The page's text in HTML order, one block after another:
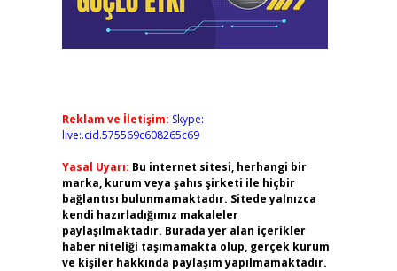
Reklam ve İletişim: Skype:
live:.cid.575569c608265c69
Yasal Uyarı: Bu internet sitesi, herhangi bir
marka, kurum veya şahıs şirketi ile hiçbir
bağlantısı bulunmamaktadır. Sitede yalnızca
kendi hazırladığımız makaleler
paylaşılmaktadır. Burada yer alan içerikler
haber niteliği taşımamakta olup, gerçek kurum
ve kişiler hakkında paylaşım yapılmamaktadır.